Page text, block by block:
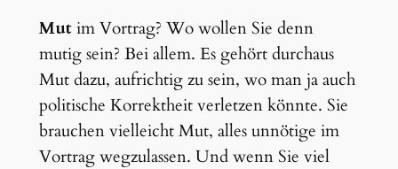
Mutim Vortrag? Wo wollen Sie denn
mutig sein? Bei allem. Es gehört durchaus
Mut dazu, aufrichtig zu sein, wo man ja auch
politische Korrektheit verletzen könnte. Sie
brauchen vielleicht Mut, alles unnötige im
Vortrag wegzulassen. Und wenn Sie viel